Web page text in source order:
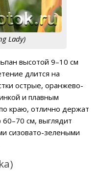
Lady)
высотой 9–10 см
длится на
острые, оранжево-
и плавным
краю, отлично держат
см, выглядит
сизовато-зелеными